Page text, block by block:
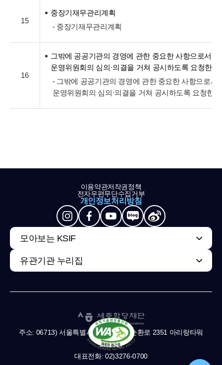
15
중장기재무관리계획
- 중장기재무관리계획
16
그밖에 공공기관의 경영에 관한 중요한 사항으로서
운영위원회의 심의·의결을 거쳐 공시하도록 요청한
- 그밖에 공공기관의 경영에 관한 중요한 사항으로서
운영위원회의 심의·의결을 거쳐 공시하도록 요청한
이용약관저작권정책
전자우편무단수집거부
개인정보처리방침
모아보는 KSIF
유관기관 누리집
주소: 06713) 서울특별시 서초구 남부순환로 2351 아리랑타워
11,13층
대표전화: 02)3276-0700